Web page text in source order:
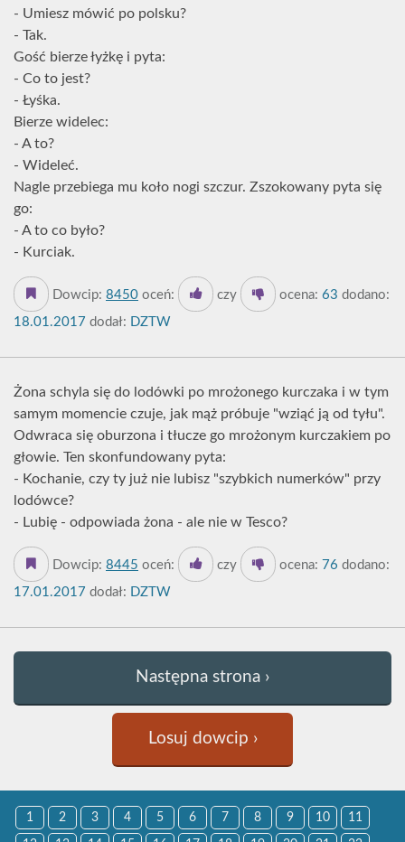
- Umiesz mówić po polsku?
- Tak.
Gość bierze łyżkę i pyta:
- Co to jest?
- Łyśka.
Bierze widelec:
- A to?
- Wideleć.
Nagle przebiega mu koło nogi szczur. Zszokowany pyta się
go:
- A to co było?
- Kurciak.
Dowcip: 8450 oceń: czy ocena: 63 dodano:
18.01.2017 dodał: DZTW
Żona schyla się do lodówki po mrożonego kurczaka i w tym
samym momencie czuje, jak mąż próbuje "wziąć ją od tyłu".
Odwraca się oburzona i tłucze go mrożonym kurczakiem po
głowie. Ten skonfundowany pyta:
- Kochanie, czy ty już nie lubisz "szybkich numerków" przy
lodówce?
- Lubię - odpowiada żona - ale nie w Tesco?
Dowcip: 8445 oceń: czy ocena: 76 dodano:
17.01.2017 dodał: DZTW
Następna strona ›
Losuj dowcip ›
1 2 3 4 5 6 7 8 9 10 11